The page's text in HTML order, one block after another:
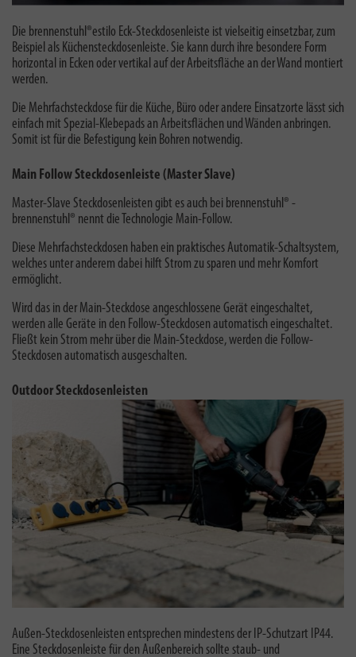
Die brennenstuhl®estilo Eck-Steckdosenleiste ist vielseitig einsetzbar, zum
Beispiel als Küchensteckdosenleiste. Sie kann durch ihre besondere Form
horizontal in Ecken oder vertikal auf der Arbeitsfläche an der Wand montiert
werden.
Die Mehrfachsteckdose für die Küche, Büro oder andere Einsatzorte lässt sich
einfach mit Spezial-Klebepads an Arbeitsflächen und Wänden anbringen.
Somit ist für die Befestigung kein Bohren notwendig.
Main Follow Steckdosenleiste (Master Slave)
Master-Slave Steckdosenleisten gibt es auch bei brennenstuhl® -
brennenstuhl® nennt die Technologie Main-Follow.
Diese Mehrfachsteckdosen haben ein praktisches Automatik-Schaltsystem,
welches unter anderem dabei hilft Strom zu sparen und mehr Komfort
ermöglicht.
Wird das in der Main-Steckdose angeschlossene Gerät eingeschaltet,
werden alle Geräte in den Follow-Steckdosen automatisch eingeschaltet.
Fließt kein Strom mehr über die Main-Steckdose, werden die Follow-
Steckdosen automatisch ausgeschalten.
Outdoor Steckdosenleisten
Außen-Steckdosenleisten entsprechen mindestens der IP-Schutzart IP44.
Eine Steckdosenleiste für den Außenbereich sollte staub- und